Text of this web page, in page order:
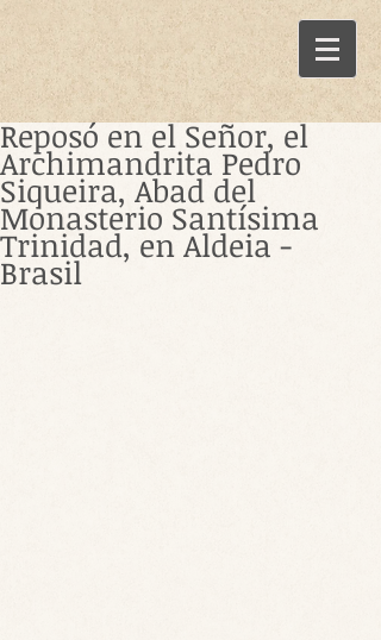
Reposó en el Señor, el
Archimandrita Pedro
Siqueira, Abad del
Monasterio Santísima
Trinidad, en Aldeia -
Brasil